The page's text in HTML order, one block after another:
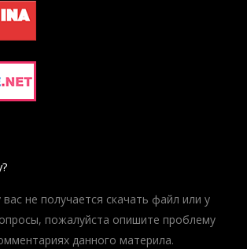
вас не получается скачать файл или у
пожалуйста опишите проблему
данного материла.